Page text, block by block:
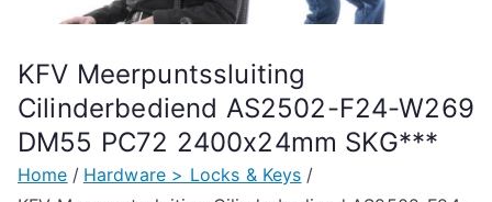
KFV Meerpuntssluiting
Cilinderbediend AS2502-F24-W269
DM55 PC72 2400x24mm SKG***
Home
Hardware > Locks & Keys